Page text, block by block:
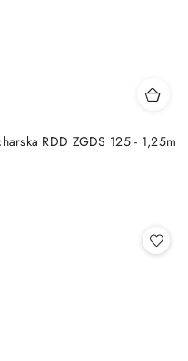
RDD ZGDS 125 - 1,25m